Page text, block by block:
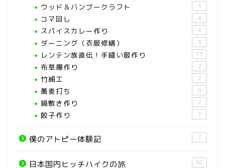
ウッド＆バンブークラフト 5
コマ回し 4
スパイスカレー作り 4
ダーニング（衣服修繕） 3
レンテン族直伝！手縫い服作り 15
布草履作り 2
竹細工 2
蕎麦打ち 8
鍋敷き作り 2
餃子作り 7
僕のアトピー体験記 7
日本国内ヒッチハイクの旅 98